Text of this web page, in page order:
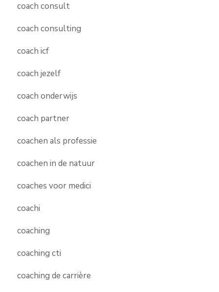
coach consult
coach consulting
coach icf
coach jezelf
coach onderwijs
coach partner
coachen als professie
coachen in de natuur
coaches voor medici
coachi
coaching
coaching cti
coaching de carrière